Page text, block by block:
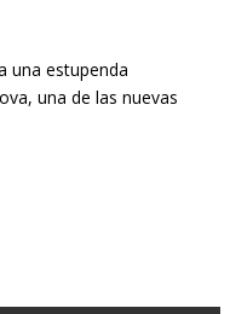
una estupenda
una de las nuevas